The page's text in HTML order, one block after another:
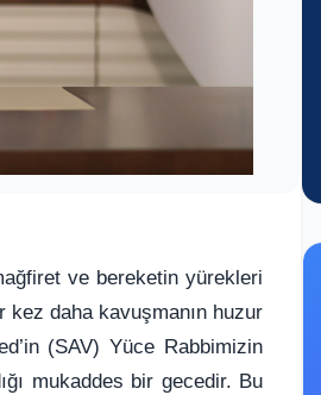
ve bereketin yürekleri
kez daha kavuşmanın huzur
(SAV) Yüce Rabbimizin
mukaddes bir gecedir. Bu